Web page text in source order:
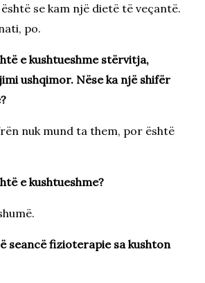
se kam një dietë të veçantë.
po.
e kushtueshme stërvitja,
ushqimor. Nëse ka një shifër
nuk mund ta them, por është
e kushtueshme?
seancë fizioterapie sa kushton